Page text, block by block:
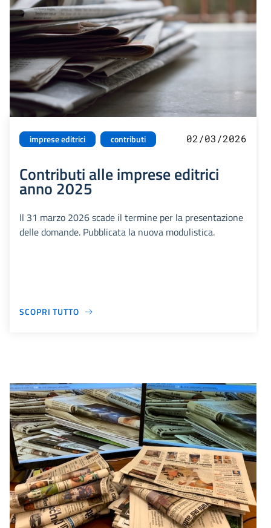
imprese editrici contributi 02/03/2026
Contributi alle imprese editrici
anno 2025
Il 31 marzo 2026 scade il termine per la presentazione
delle domande. Pubblicata la nuova modulistica.
SCOPRI TUTTO